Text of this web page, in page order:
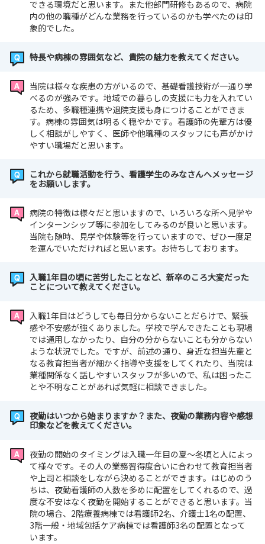
できる環境だと思います。また他部門研修もあるので、病院
内の他の職種がどんな業務を行っているのかも学べたのは印
象的でした。
特長や病棟の雰囲気など、貴院の魅力を教えてください。
当院は様々な疾患の方がいるので、基礎看護技術が一通り学
べるのが強みです。地域での暮らしの支援にも力を入れてい
るため、多職種連携や退院支援も身につけることができま
す。病棟の雰囲気は明るく穏やかです。看護師の先輩方は優
しく相談がしやすく、医師や他職種のスタッフにも声がかけ
やすい職場だと思います。
これから就職活動を行う、看護学生のみなさんへメッセージ
をお願いします。
病院の特徴は様々だと思いますので、いろいろな所へ見学や
インターンシップ等に参加をしてみるのが良いと思います。
当院も随時、見学や体験等を行っていますので、ぜひ一度足
を運んでいただければと思います。お待ちしております。
入職1年目の頃に苦労したことなど、新卒のころ大変だった
ことについて教えてください。
入職1年目はどうしても毎日分からないことだらけで、緊張
感や不安感が強くありました。学校で学んできたことも現場
では通用しなかったり、自分の分からないことも分からない
ような状況でした。ですが、前述の通り、身近な担当先輩と
なる教育担当者が細かく指導や支援をしてくれたり、当院は
業種関係なく話しやすいスタッフが多いので、私は困ったこ
とや不明なことがあれば気軽に相談できました。
夜勤はいつから始まりますか？また、夜勤の業務内容や感想
印象などを教えてください。
夜勤の開始のタイミングは入職一年目の夏～冬頃と人によっ
て様々です。その人の業務習得度合いに合わせて教育担当者
や上司と相談をしながら決めることができます。はじめのう
ちは、夜勤看護師の人数を多めに配置をしてくれるので、過
度な不安はなく夜勤を開始することができると思います。当
院の場合、2階療養病棟では看護師2名、介護士1名の配置、
3階一般・地域包括ケア病棟では看護師3名の配置となって
います。